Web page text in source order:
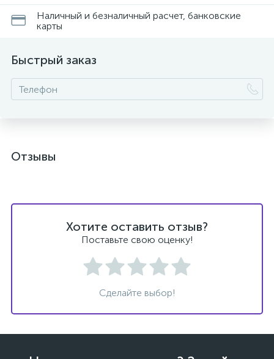
Наличный и безналичный расчет, банковские
карты
Быстрый заказ
Отзывы
Хотите оставить отзыв?
Поставьте свою оценку!
Сделайте выбор!